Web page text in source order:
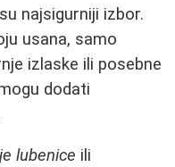
najsigurniji izbor.
usana, samo
izlaske ili posebne
dodati
lubenice ili